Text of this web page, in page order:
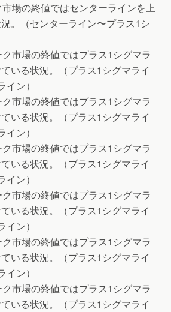
市場の終値ではセンターラインを上
。（センターライン〜プラス1シ
ク市場の終値ではプラス1シグマラ
いる状況。（プラス1シグマライ
ン）
ク市場の終値ではプラス1シグマラ
いる状況。（プラス1シグマライ
ン）
ク市場の終値ではプラス1シグマラ
いる状況。（プラス1シグマライ
ン）
ク市場の終値ではプラス1シグマラ
いる状況。（プラス1シグマライ
ン）
ク市場の終値ではプラス1シグマラ
いる状況。（プラス1シグマライ
ン）
ク市場の終値ではプラス1シグマラ
いる状況。（プラス1シグマライ